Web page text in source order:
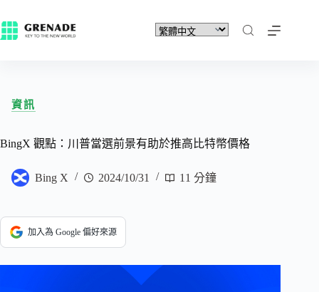
資訊
BingX 觀點：川普當選前景有助於推高比特幣價格
Bing X 2024/10/31 11 分鐘
加入為 Google 偏好來源